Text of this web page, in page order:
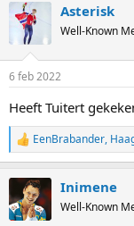
Asterisk
Well-Known
6 feb 2022
Heeft Tuitert
R
e
t
i
EenBrabander,
Inimene
Well-Known